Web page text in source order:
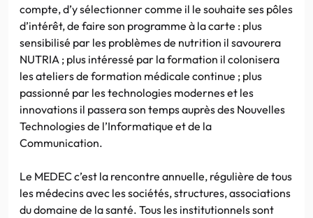
compte, d’y sélectionner comme il le souhaite ses pôles
d’intérêt, de faire son programme à la carte : plus
sensibilisé par les problèmes de nutrition il savourera
NUTRIA ; plus intéressé par la formation il colonisera
les ateliers de formation médicale continue ; plus
passionné par les technologies modernes et les
innovations il passera son temps auprès des Nouvelles
Technologies de l’Informatique et de la
Communication.
Le MEDEC c’est la rencontre annuelle, régulière de tous
les médecins avec les sociétés, structures, associations
du domaine de la santé. Tous les institutionnels sont